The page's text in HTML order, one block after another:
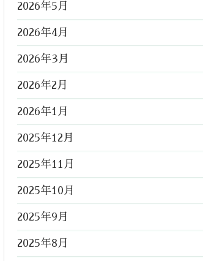
2026年5月
2026年4月
2026年3月
2026年2月
2026年1月
2025年12月
2025年11月
2025年10月
2025年9月
2025年8月